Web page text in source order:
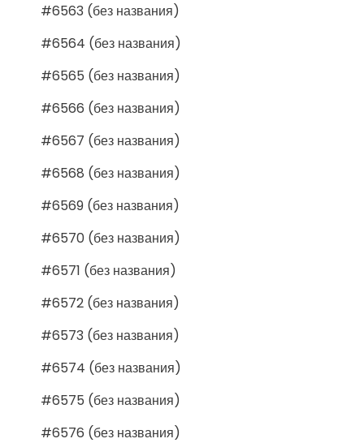
#6563 (без названия)
#6564 (без названия)
#6565 (без названия)
#6566 (без названия)
#6567 (без названия)
#6568 (без названия)
#6569 (без названия)
#6570 (без названия)
#6571 (без названия)
#6572 (без названия)
#6573 (без названия)
#6574 (без названия)
#6575 (без названия)
#6576 (без названия)